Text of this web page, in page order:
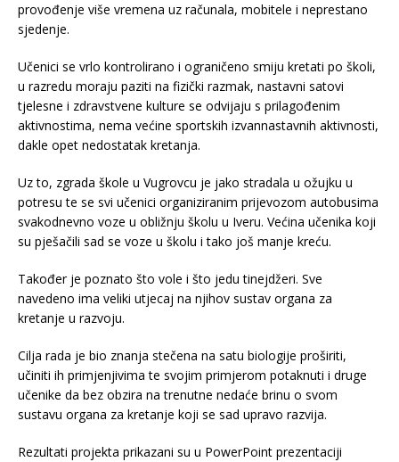
provođenje više vremena uz računala, mobitele i neprestano
sjedenje.
Učenici se vrlo kontrolirano i ograničeno smiju kretati po školi,
u razredu moraju paziti na fizički razmak, nastavni satovi
tjelesne i zdravstvene kulture se odvijaju s prilagođenim
aktivnostima, nema većine sportskih izvannastavnih aktivnosti,
dakle opet nedostatak kretanja.
Uz to, zgrada škole u Vugrovcu je jako stradala u ožujku u
potresu te se svi učenici organiziranim prijevozom autobusima
svakodnevno voze u obližnju školu u Iveru. Većina učenika koji
su pješačili sad se voze u školu i tako još manje kreću.
Također je poznato što vole i što jedu tinejdžeri. Sve
navedeno ima veliki utjecaj na njihov sustav organa za
kretanje u razvoju.
Cilja rada je bio znanja stečena na satu biologije proširiti,
učiniti ih primjenjivima te svojim primjerom potaknuti i druge
učenike da bez obzira na trenutne nedaće brinu o svom
sustavu organa za kretanje koji se sad upravo razvija.
Rezultati projekta prikazani su u PowerPoint prezentaciji